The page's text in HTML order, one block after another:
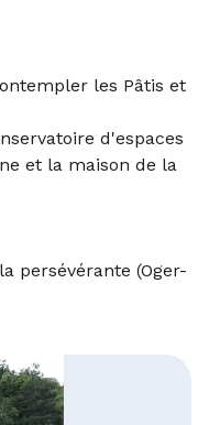
les Pâtis et
d'espaces
et la maison de la
persévérante (Oger-